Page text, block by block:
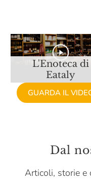
Castellare Di
Castello Monaci
Castello Monsanto
Castello Di Ama
Ceci
L'Enoteca di
Eataly
GUARDA IL
Dal
Articoli, storie e